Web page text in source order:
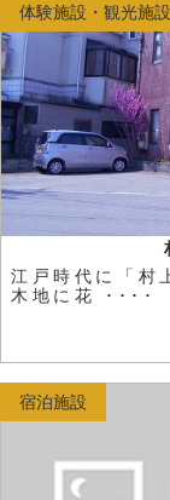
江戸時代に「村
木地に花 ････
体験施設・観光施設
宿泊施設